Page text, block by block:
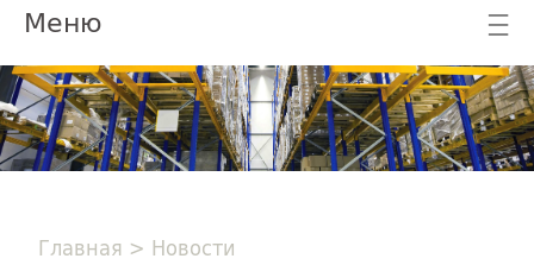
Меню ☰
Главная > Новости